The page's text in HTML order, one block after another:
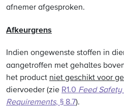
afnemer afgesproken.
Afkeurgrens
Indien ongewenste stoffen in
aangetroffen met gehaltes
het product niet geschikt voor
diervoeder (zie R1.0 Feed
Requirements, § 8.7).